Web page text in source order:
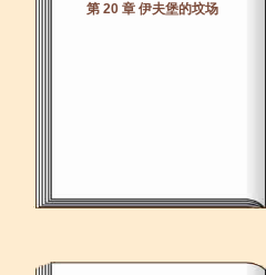
第 20 章 伊夫堡的坟场